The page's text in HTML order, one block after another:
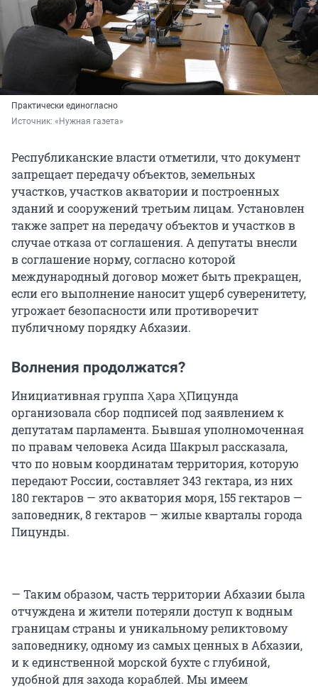
Практически единогласно
Источник: «Нужная газета»
Республиканские власти отметили, что документ
запрещает передачу объектов, земельных
участков, участков акватории и построенных
зданий и сооружений третьим лицам. Установлен
также запрет на передачу объектов и участков в
случае отказа от соглашения. А депутаты внесли
в соглашение норму, согласно которой
международный договор может быть прекращен,
если его выполнение наносит ущерб суверенитету,
угрожает безопасности или противоречит
публичному порядку Абхазии.
Волнения продолжатся?
Инициативная группа Ҳара ҲПицунда
организовала сбор подписей под заявлением к
депутатам парламента. Бывшая уполномоченная
по правам человека Асида Шакрыл рассказала,
что по новым координатам территория, которую
передают России, составляет 343 гектара, из них
180 гектаров — это акватория моря, 155 гектаров —
заповедник, 8 гектаров — жилые кварталы города
Пицунды.
— Таким образом, часть территории Абхазии была
отчуждена и жители потеряли доступ к водным
границам страны и уникальному реликтовому
заповеднику, одному из самых ценных в Абхазии,
и к единственной морской бухте с глубиной,
удобной для захода кораблей. Мы имеем